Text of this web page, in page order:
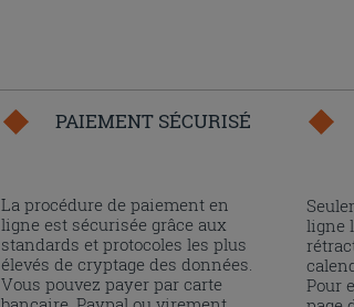
PAIEMENT SÉCURISÉ
La procédure de paiement en
ligne est sécurisée grâce aux
standards et protocoles les plus
élevés de cryptage des données.
Vous pouvez payer par carte
ligne
Pour